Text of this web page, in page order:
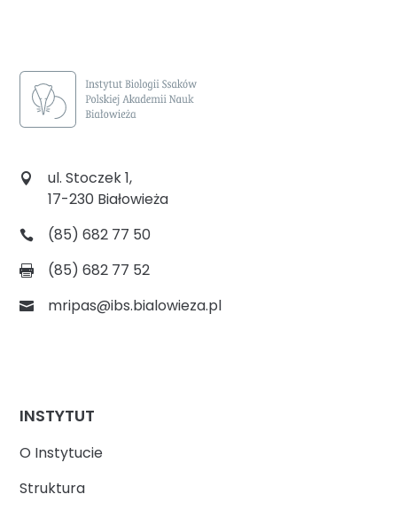
ul. Stoczek 1,
17-230 Białowieża
(85) 682 77 50
(85) 682 77 52
mripas@ibs.bialowieza.pl
INSTYTUT
O Instytucie
Struktura